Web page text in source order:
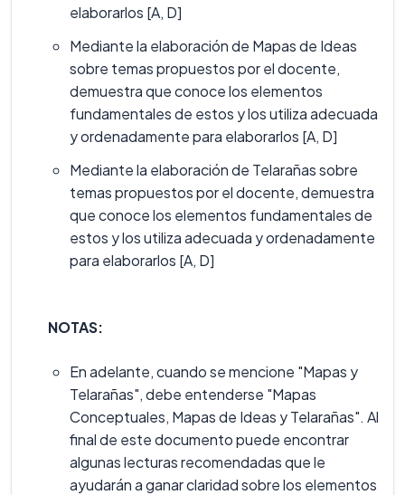
elaborarlos [A, D]
Mediante la elaboración de Mapas de Ideas
sobre temas propuestos por el docente,
demuestra que conoce los elementos
fundamentales de estos y los utiliza adecuada
y ordenadamente para elaborarlos [A, D]
Mediante la elaboración de Telarañas sobre
temas propuestos por el docente, demuestra
que conoce los elementos fundamentales de
estos y los utiliza adecuada y ordenadamente
para elaborarlos [A, D]
NOTAS:
En adelante, cuando se mencione "Mapas y
Telarañas", debe entenderse "Mapas
Conceptuales, Mapas de Ideas y Telarañas". Al
final de este documento puede encontrar
algunas lecturas recomendadas que le
ayudarán a ganar claridad sobre los elementos